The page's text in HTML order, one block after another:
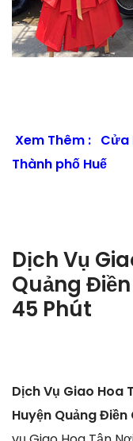
Xem Thêm : Cửa
Thành phố Huế
Dịch Vụ
Quảng
45 Phút
Dịch Vụ Giao Hoa
Huyện Quảng